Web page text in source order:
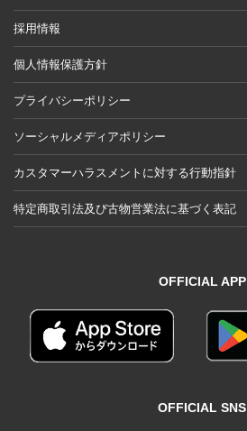
採用情報
個人情報保護方針
プライバシーポリシー
ソーシャルメディアポリシー
カスタマーハラスメントに対する行動指針
特定商取引法及び古物営業法に基づく表記
OFFICIAL APP
OFFICIAL SNS